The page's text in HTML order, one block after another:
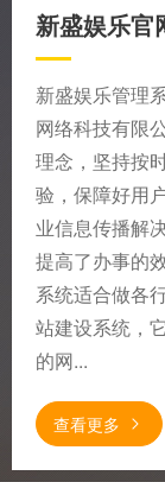
新盛娱乐官
新盛娱乐管理
网络科技有限
理念，坚持按
验，保障好用
业信息传播解
提高了办事的
系统适合做各
站建设系统，
的网...
查看更多